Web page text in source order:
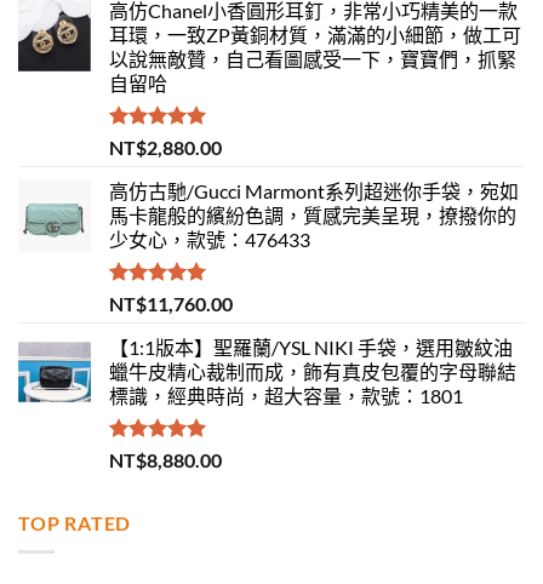
高仿Chanel小香圓形耳釘，非常小巧精美的一款
耳環，一致ZP黃銅材質，滿滿的小細節，做工可
以說無敵贊，自己看圖感受一下，寶寶們，抓緊
自留哈
評分 5.00
滿分 5
NT$2,880.00
高仿古馳/Gucci Marmont系列超迷你手袋，宛如
馬卡龍般的繽紛色調，質感完美呈現，撩撥你的
少女心，款號：476433
評分5.00
滿分 5
NT$11,760.00
【1:1版本】聖羅蘭/YSL NIKI 手袋，選用皺紋油
蠟牛皮精心裁制而成，飾有真皮包覆的字母聯結
標識，經典時尚，超大容量，款號：1801
評分 5.00
滿分 5
NT$8,880.00
TOP RATED